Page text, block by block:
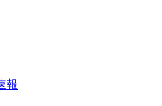
報